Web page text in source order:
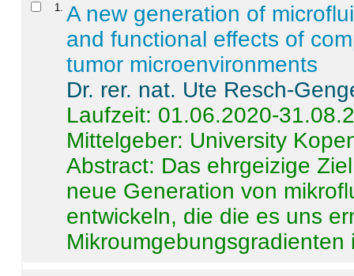
1
A new generation of
and functional effects of
tumor microenvironments
Dr. rer. nat. Ute Resch-
Laufzeit: 01.06.2020-
Mittelgeber: University
Abstract: Das ehrgeizige
neue Generation von
entwickeln, die die es uns
Mikroumgebungsgradienten